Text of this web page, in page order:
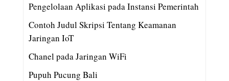
Pengelolaan Aplikasi pada Instansi Pemerintah
Contoh Judul Skripsi Tentang Keamanan
Jaringan IoT
Chanel pada Jaringan WiFi
Pupuh Pucung Bali